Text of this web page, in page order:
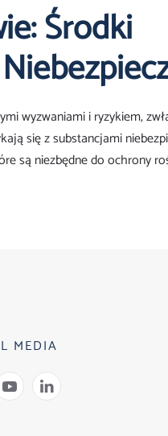
Środki
wyzwaniami i ryzykiem,
się z substancjami
są niezbędne do ochrony
MEDIA